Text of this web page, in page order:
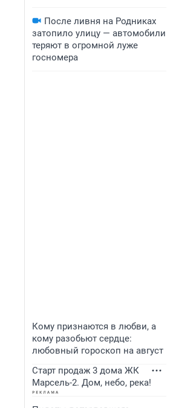
После ливня на Родниках
затопило улицу — автомобили
теряют в огромной луже
госномера
Кому признаются в любви, а
кому разобьют сердце:
любовный гороскоп на август
Старт продаж 3 дома ЖК
Марсель-2. Дом, небо, река!